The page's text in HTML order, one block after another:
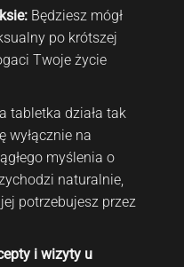
Będziesz mógł
po krótszej
Twoje życie
tabletka działa tak
wyłącznie na
myślenia o
naturalnie,
potrzebujesz przez
i wizyty u